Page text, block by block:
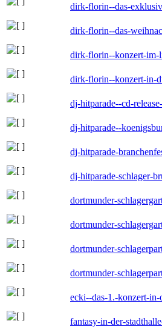
dirk-florin--das-
dirk-florin--das-
dirk-florin--konzert-im-
dirk-florin--konzert-in-
dj-hitparade--cd-
dj-hitparade--
dj-hitparade-
dj-hitparade-schlager-
dortmunder-
dortmunder-
dortmunder-
dortmunder-
ecki--das-1.-konzert-in-
fantasy-in-der-